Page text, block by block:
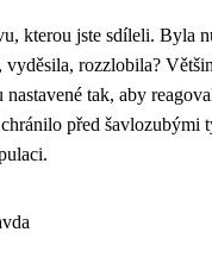
kterou jste sdíleli. Byla
rozzlobila?
tak, aby
před šavlozubými